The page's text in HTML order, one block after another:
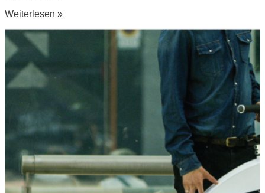
Drohnen
Elevation
how
drones
will
change
Weiterlesen »